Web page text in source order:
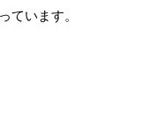
ています。